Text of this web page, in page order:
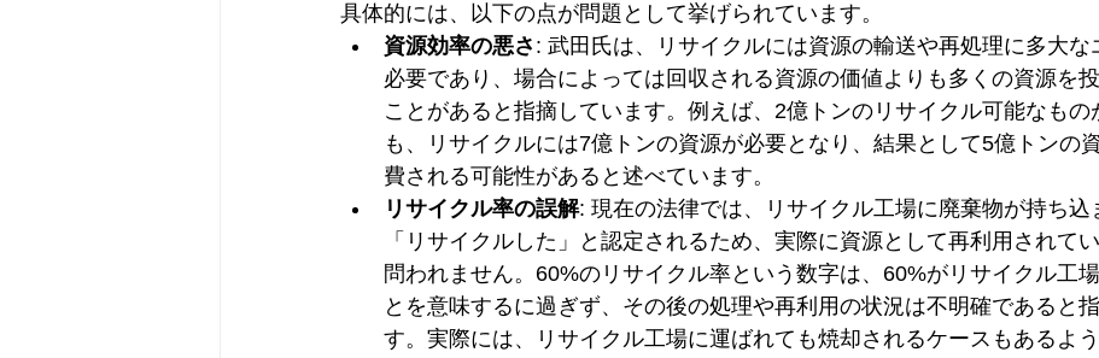
具体的には、以下の点が問題として挙げられています。
資源効率の悪さ : 武田氏は、リサイクルには資源の輸送や再処理に多大な
必要であり、場合によっては回収される資源の価値よりも多くの資源を
ことがあると指摘しています。例えば、2億トンのリサイクル可能なもの
も、リサイクルには7億トンの資源が必要となり、結果として5億トンの
費される可能性があると述べています。
リサイクル率の誤解: 現在の法律では、リサイクル工場に廃棄物が持ち込
「リサイクルした」と認定されるため、実際に資源として再利用されて
問われません。60%のリサイクル率という数字は、60%がリサイクル工
とを意味するに過ぎず、その後の処理や再利用の状況は不明確であると
す。実際には、リサイクル工場に運ばれても焼却されるケースもあるよう